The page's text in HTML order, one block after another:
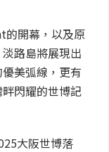
的開幕，以及原
路島將展現出
美弧線，更有
閃耀的世博記
大阪世博落